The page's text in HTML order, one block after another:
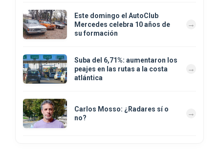
Este domingo el AutoClub
Mercedes celebra 10 años de
su formación
Suba del 6,71%: aumentaron los
peajes en las rutas a la costa
atlántica
Carlos Mosso: ¿Radares sí o
no?